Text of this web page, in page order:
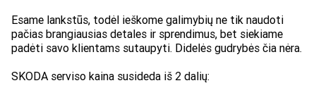
Esame lankstūs, todėl ieškome galimybių ne tik naudoti
pačias brangiausias detales ir sprendimus, bet siekiame
padėti savo klientams sutaupyti. Didelės gudrybės čia nėra.
SKODA serviso kaina susideda iš 2 dalių: